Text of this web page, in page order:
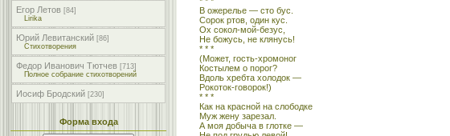
Егор Летов [84]
Lirika
Юрий Левитанский [86]
Стихотворения
Федор Иванович Тютчев [713]
Полное собрание стихотворений
Иосиф Бродский [230]
Форма входа
В ожерелье — сто бус.
Сорок ртов, один кус.
Ох сокол-мой-безус,
Не божусь, не клянусь!
* * *
(Может, гость-хромоног
Костылем о порог?
Вдоль хребта холодок —
Рокоток-говорок!)
* * *
Как на красной на слободке
Муж жену зарезал.
А моя добыча в глотке —